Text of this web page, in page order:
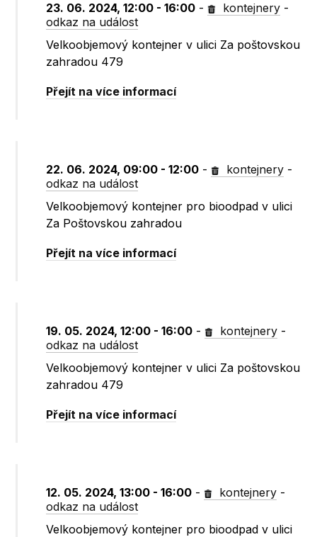
23. 06. 2024, 12:00 - 16:00 - kontejnery -
odkaz na událost
Velkoobjemový kontejner v ulici Za poštovskou
zahradou 479
Přejít na více informací
22. 06. 2024, 09:00 - 12:00 - kontejnery -
odkaz na událost
Velkoobjemový kontejner pro bioodpad v ulici
Za Poštovskou zahradou
Přejít na více informací
19. 05. 2024, 12:00 - 16:00 - kontejnery -
odkaz na událost
Velkoobjemový kontejner v ulici Za poštovskou
zahradou 479
Přejít na více informací
12. 05. 2024, 13:00 - 16:00 - kontejnery -
odkaz na událost
Velkoobjemový kontejner pro bioodpad v ulici